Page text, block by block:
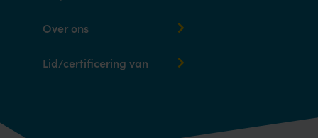
Over ons
Lid/certificering van